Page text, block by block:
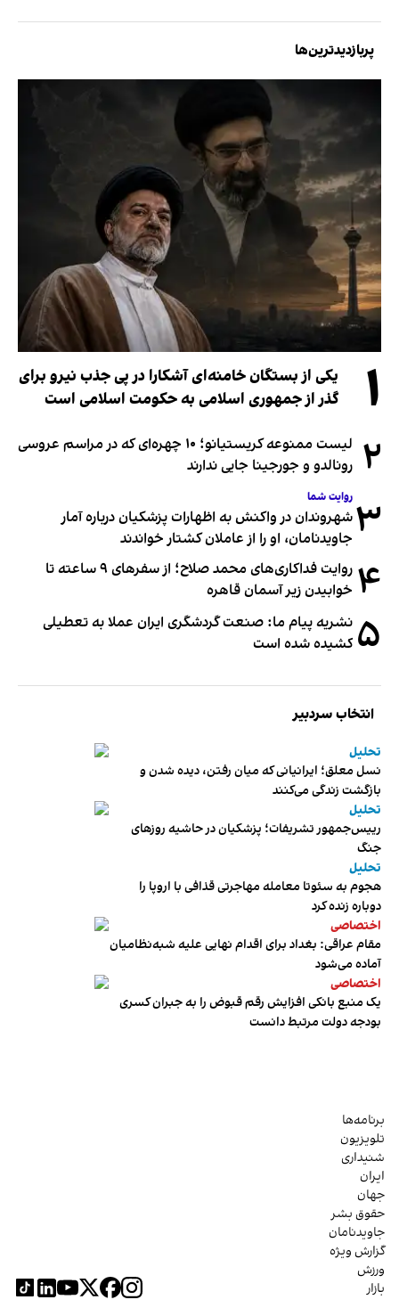
پربازدیدترین‌ها
۱
یکی از بستگان خامنه‌ای آشکارا در پی جذب نیرو برای
گذر از جمهوری اسلامی به حکومت اسلامی است
۲
لیست ممنوعه کریستیانو؛ ۱۰ چهره‌ای که در مراسم عروسی
رونالدو و جورجینا جایی ندارند
۳ روایت شما
شهروندان در واکنش به اظهارات پزشکیان درباره آمار
جاویدنامان، او را از عاملان کشتار خواندند
۴
روایت فداکاری‌های محمد صلاح؛ از سفرهای ۹ ساعته تا
خوابیدن زیر آسمان قاهره
۵ نشریه پیام ما: صنعت گردشگری ایران عملا به تعطیلی
کشیده شده است
انتخاب سردبیر
تحلیل
نسل معلق؛ ایرانیانی که میان رفتن، دیده شدن و
بازگشت زندگی می‌کنند
تحلیل
رییس‌جمهور تشریفات؛ پزشکیان در حاشیه روزهای
جنگ
تحلیل
هجوم به سئوتا معامله مهاجرتی قذافی با اروپا را
دوباره زنده کرد
اختصاصی
مقام عراقی: بغداد برای اقدام نهایی علیه شبه‌نظامیان
آماده می‌شود
اختصاصی
یک منبع بانکی افزایش رقم قبوض را به جبران کسری
بودجه دولت مرتبط دانست
برنامه‌ها
تلویزیون
شنیداری
ایران
جهان
حقوق بشر
جاویدنامان
گزارش ویژه
ورزش
بازار